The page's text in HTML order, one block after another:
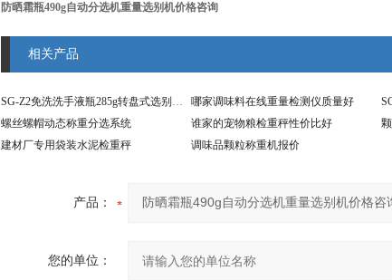
防晒霜瓶490g自动分选机重量选别机价格咨询
相关产品
SG-Z2免洗洗手液瓶285g转盘式选别秤分选检重仪 哪家调味料在线重量检测仪质量好
螺丝螺帽动态称重分选系统
谁家的宠物粮检重秤性价比好
建材厂专用袋装水泥检重秤
调味品颗粒称重机报价
产品：
您的单位：